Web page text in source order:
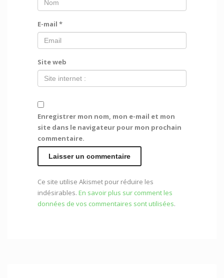
E-mail *
Site web
Enregistrer mon nom, mon e-mail et mon
site dans le navigateur pour mon prochain
commentaire.
Ce site utilise Akismet pour réduire les
indésirables. En savoir plus sur comment les
données de vos commentaires sont utilisées.